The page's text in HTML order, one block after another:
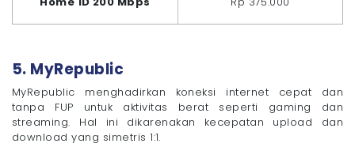
5. MyRepublic
MyRepublic menghadirkan koneksi internet cepat dan
tanpa FUP untuk aktivitas berat seperti gaming dan
streaming. Hal ini dikarenakan kecepatan upload dan
download yang simetris 1:1.